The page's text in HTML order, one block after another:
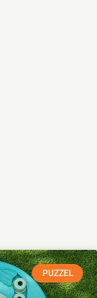
PUZZEL